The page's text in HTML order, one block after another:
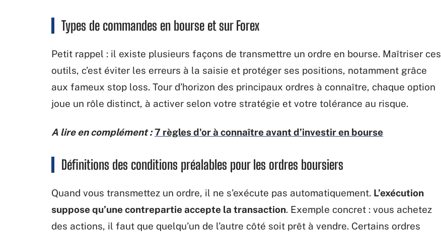
Types de commandes en bourse et sur Forex
Petit rappel : il existe plusieurs façons de transmettre un ordre en bourse. Maîtriser ces
outils, c’est éviter les erreurs à la saisie et protéger ses positions, notamment grâce
aux fameux stop loss. Tour d’horizon des principaux ordres à connaître, chaque option
joue un rôle distinct, à activer selon votre stratégie et votre tolérance au risque.
A lire en complément : 7 règles d'or à connaître avant d’investir en bourse
Définitions des conditions préalables pour les ordres boursiers
Quand vous transmettez un ordre, il ne s’exécute pas automatiquement. L’exécution
suppose qu’une contrepartie accepte la transaction. Exemple concret : vous achetez
des actions, il faut que quelqu’un de l’autre côté soit prêt à vendre. Certains ordres